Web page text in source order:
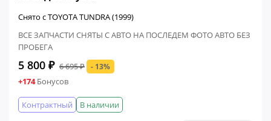
Снято с TOYOTA TUNDRA (1999)
ВСЕ ЗАПЧАСТИ СНЯТЫ С АВТО НА ПОСЛЕДЕМ ФОТО АВТО БЕЗ
ПРОБЕГА
5 800 ₽ 6 695 ₽ - 13%
+174Бонусов
В наличии
Контрактный